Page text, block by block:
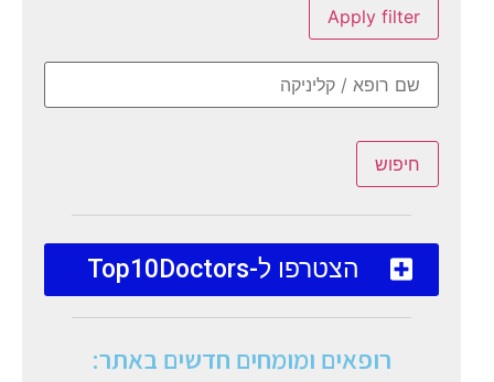
Apply filter
חיפוש
הצטרפו ל-Top10Doctors
רופאים ומומחים חדשים באתר: